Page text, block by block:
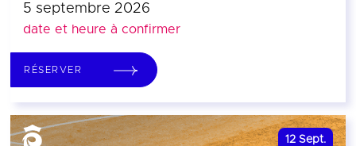
5 septembre 2026
date et heure à confirmer
RÉSERVER
12 Sept.